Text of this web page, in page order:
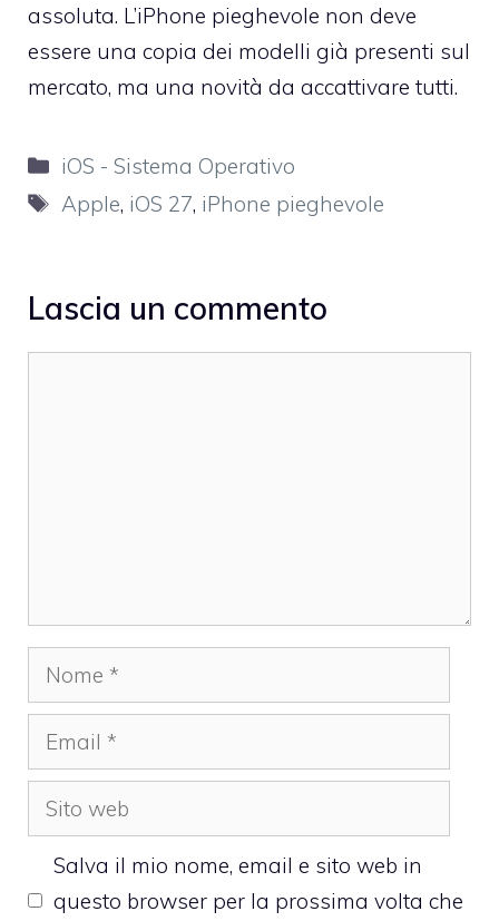
assoluta. L’iPhone pieghevole non deve
essere una copia dei modelli già presenti sul
mercato, ma una novità da accattivare tutti.
Categorie
iOS - Sistema Operativo
Tag
Apple, iOS 27, iPhone pieghevole
Lascia un commento
Nome
Email
Sito
web
Salva il mio nome, email e sito web in
questo browser per la prossima volta che